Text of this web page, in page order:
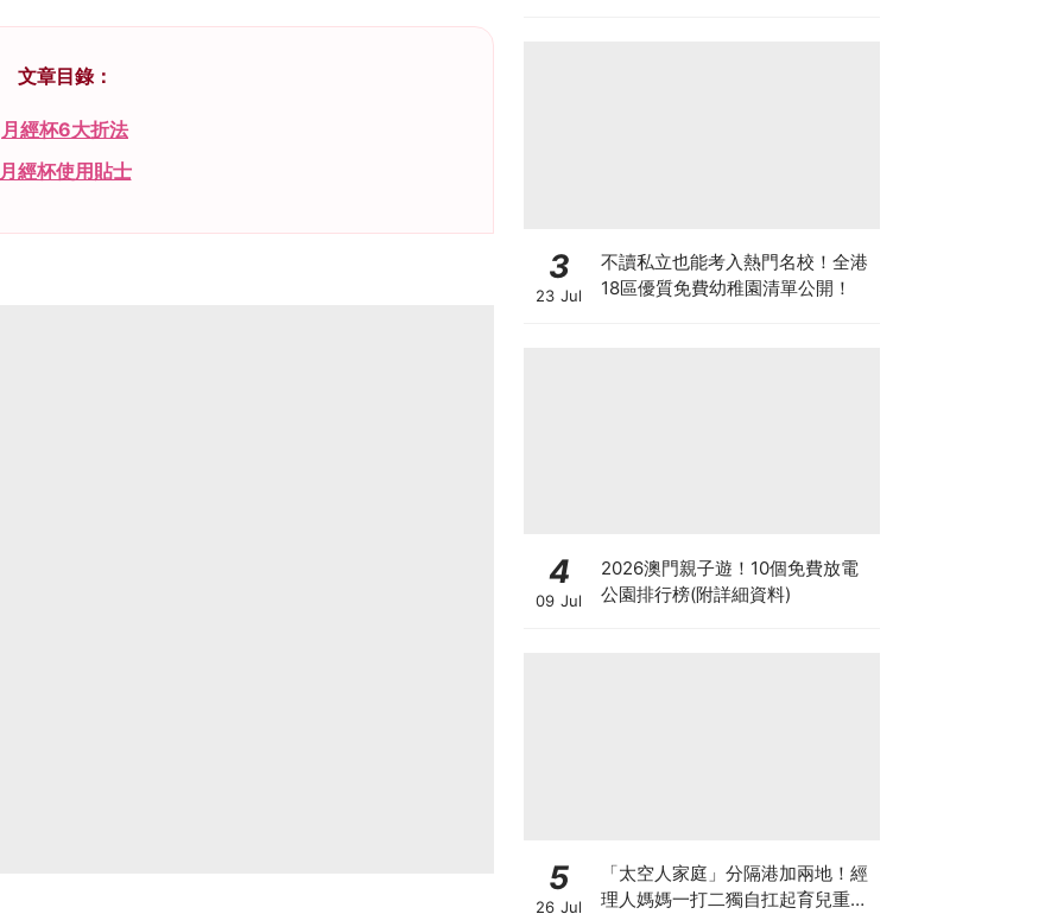
文章目錄：
月經杯6大折法
經杯使用貼士
3
23 Jul
不讀私立也能考入熱門名校！全港
18區優質免費幼稚園清單公開！
4
09 Jul
2026澳門親子遊！10個免費放電
公園排行榜(附詳細資料)
5
26 Jul
「太空人家庭」分隔港加兩地！經
理人媽媽一打二獨自扛起育兒重